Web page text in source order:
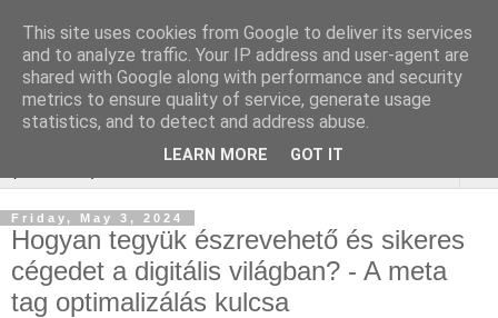
WordPress SEO
ügynökség
Friday, May 3, 2024
Hogyan tegyük észrevehető és sikeres
cégedet a digitális világban? - A meta
tag optimalizálás kulcsa
This site uses cookies from Google to deliver its services
and to analyze traffic. Your IP address and user-agent are
shared with Google along with performance and security
metrics to ensure quality of service, generate usage
statistics, and to detect and address abuse.
LEARN MORE GOT IT